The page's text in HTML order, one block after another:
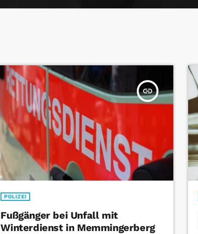
insert_link
POLIZEI
Fußgänger bei Unfall mit
Winterdienst in Memmingerberg